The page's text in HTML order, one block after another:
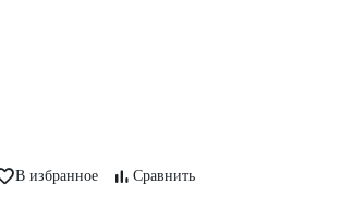
В избранное Сравнить